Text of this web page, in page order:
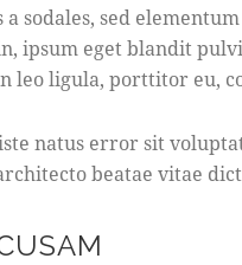
sodales, sed
ipsum eget blandit
leo ligula, porttitor eu,
natus error sit
beatae vitae